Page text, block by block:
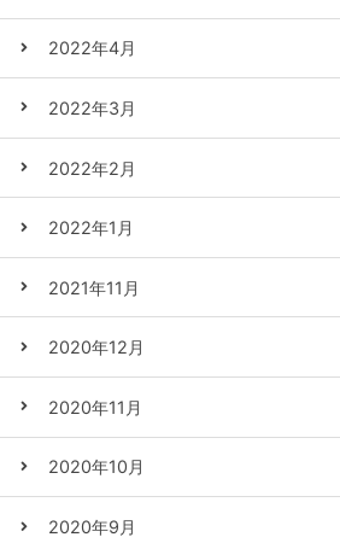
2022年4月
2022年3月
2022年2月
2022年1月
2021年11月
2020年12月
2020年11月
2020年10月
2020年9月